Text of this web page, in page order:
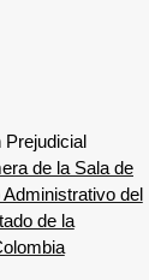
Prejudicial
de la Sala de
del
de la